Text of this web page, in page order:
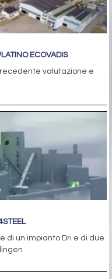
ECOVADIS
valutazione e
di un impianto Dri e di due